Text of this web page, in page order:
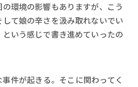
環境の影響もありますが、こう
て娘の辛さを汲み取れないでい
いう感じで書き進めていったの
件が起きる。そこに関わってく